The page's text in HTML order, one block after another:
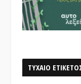
ΤΥΧΑΙΟ